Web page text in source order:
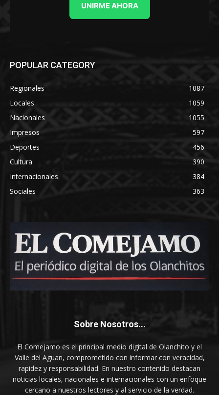
UNIRME AHORA
POPULAR CATEGORY
Regionales
1087
Locales
1059
Nacionales
1055
Impresos
597
Deportes
456
Cultura
390
Internacionales
384
Sociales
363
Sobre Nosotros...
El Comejamo es el principal medio digital de Olanchito y el
Valle del Aguan, comprometido con informar con veracidad,
rapidez y responsabilidad. En nuestro contenido destacan
noticias locales, nacionales e internacionales con un enfoque
cercano a nuestros lectores y al servicio de la verdad.